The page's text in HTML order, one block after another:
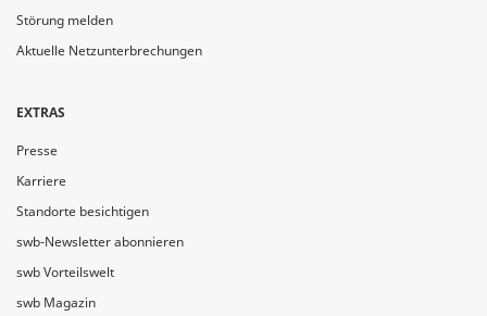
Störung melden
Aktuelle Netzunterbrechungen
EXTRAS
Presse
Karriere
Standorte besichtigen
swb-Newsletter abonnieren
swb Vorteilswelt
swb Magazin